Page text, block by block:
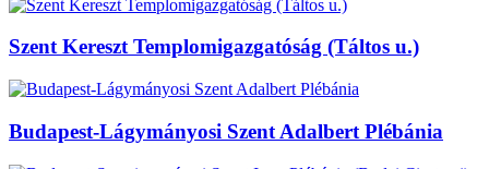
Szent Kereszt Templomigazgatóság (Táltos u.)
Budapest-Lágymányosi Szent Adalbert Plébánia